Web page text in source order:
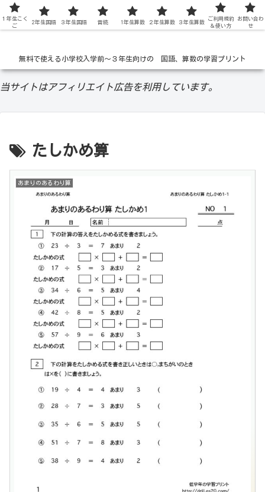
低学年の無料学習ドリル
無料で使える小学校入学前〜３年生向けの 国語、算数の学習プリント
当サイトはアフィリエイト広告を利用しています。
たしかめ算
あまりのあるわり算
１年生こく
ご
2年生国語 ３年生国語 音読 1年生算数 ２年生算数 ３年生算数
ご利用規約
＆使い方
お問い合わ
せ